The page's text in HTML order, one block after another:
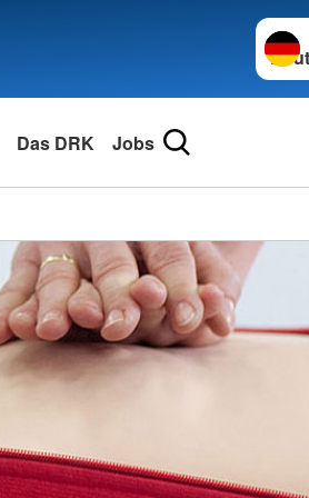
Das DRK Jobs